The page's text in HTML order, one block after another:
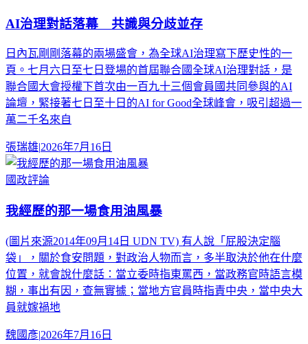
AI治理對話落幕 共識與分歧並存
日內瓦剛剛落幕的兩場盛會，為全球AI治理寫下歷史性的一
頁。七月六日至七日登場的首屆聯合國全球AI治理對話，是
聯合國大會授權下首次由一百九十三個會員國共同參與的AI
論壇，緊接著七日至十日的AI for Good全球峰會，吸引超過一
萬二千名來自
張瑞雄|2026年7月16日
國政評論
我經歷的那一場食用油風暴
(圖片來源2014年09月14日 UDN TV) 有人說「屁股決定腦
袋」，關於食安問題，對政治人物而言，多半取決於他在什麼
位置，就會說什麼話：當立委時指東罵西，當政務官時語言模
糊，事出有因，查無實據；當地方官員時指責中央，當中央大
員就嫁禍地
魏國彥|2026年7月16日